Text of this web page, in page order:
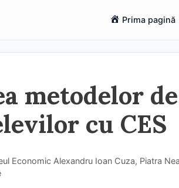
Prima pagină
metodelor
cu CES
Economic Alexandru Ioan Cuza, Piatra